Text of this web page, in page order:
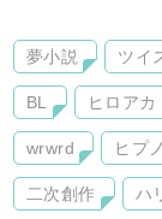
夢小説 ツイ
BL ヒロアカ
wrwrd ヒプ
二次創作 ハ